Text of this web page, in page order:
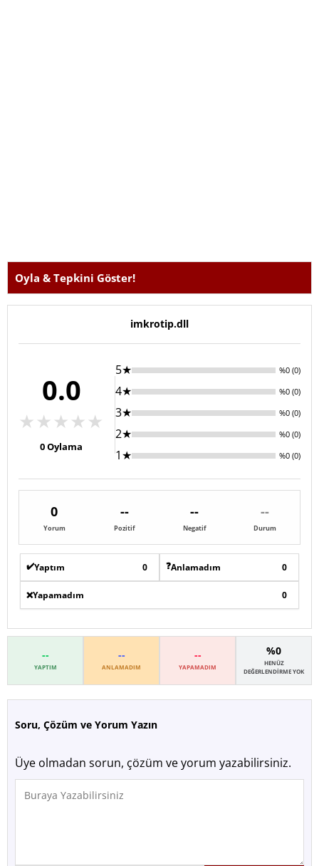
Oyla & Tepkini Göster!
imkrotip.dll
0.0
★★★★★
0Oylama
5★ %0 (0)
4★ %0 (0)
3★ %0 (0)
2★ %0 (0)
1★ %0 (0)
0
Yorum
--
Pozitif
--
Negatif
--
Durum
✔️Yaptım 0 ❓Anlamadım 0
❌Yapamadım 0
--
YAPTIM
--
ANLAMADIM
--
YAPAMADIM
%0
HENÜZ
DEĞERLENDIRME YOK
Soru, Çözüm ve Yorum Yazın
Üye olmadan sorun, çözüm ve yorum yazabilirsiniz.